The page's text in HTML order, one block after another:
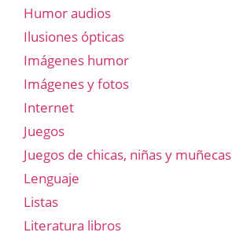
Humor audios
Ilusiones ópticas
Imágenes humor
Imágenes y fotos
Internet
Juegos
Juegos de chicas, niñas y muñecas
Lenguaje
Listas
Literatura libros